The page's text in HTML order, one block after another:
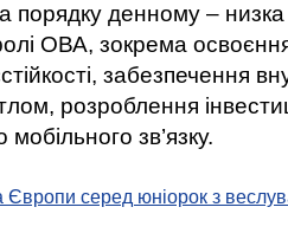
порядку денному –
ОВА, зокрема освоєння
забезпечення
розроблення
зв’язку.
серед юніорок з